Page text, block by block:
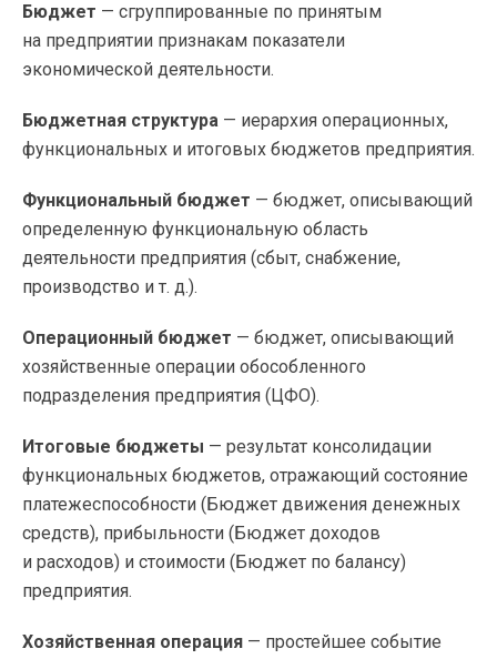
Бюджет — сгруппированные по принятым
на предприятии признакам показатели
экономической деятельности.
Бюджетная структура — иерархия операционных,
функциональных и итоговых бюджетов предприятия.
Функциональный бюджет — бюджет, описывающий
определенную функциональную область
деятельности предприятия (сбыт, снабжение,
производство и т. д.).
Операционный бюджет — бюджет, описывающий
хозяйственные операции обособленного
подразделения предприятия (ЦФО).
Итоговые бюджеты — результат консолидации
функциональных бюджетов, отражающий состояние
платежеспособности (Бюджет движения денежных
средств), прибыльности (Бюджет доходов
и расходов) и стоимости (Бюджет по балансу)
предприятия.
Хозяйственная операция — простейшее событие